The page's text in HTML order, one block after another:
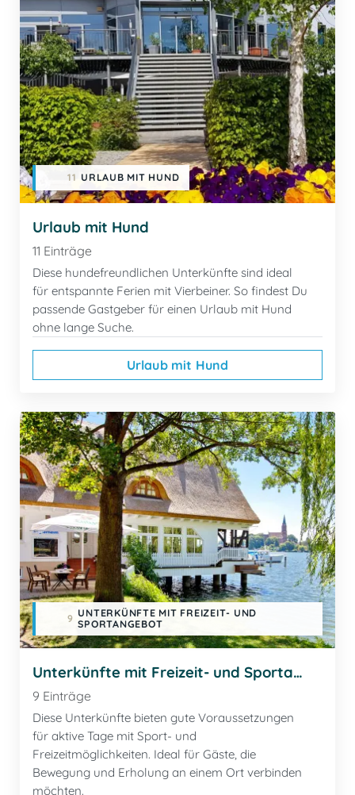
11 URLAUB MIT HUND
Urlaub mit Hund
11 Einträge
Diese hundefreundlichen Unterkünfte sind ideal
für entspannte Ferien mit Vierbeiner. So findest Du
passende Gastgeber für einen Urlaub mit Hund
ohne lange Suche.
Urlaub mit Hund
9 UNTERKÜNFTE MIT FREIZEIT- UND
SPORTANGEBOT
Unterkünfte mit Freizeit- und Sportangebot
9 Einträge
Diese Unterkünfte bieten gute Voraussetzungen
für aktive Tage mit Sport- und
Freizeitmöglichkeiten. Ideal für Gäste, die
Bewegung und Erholung an einem Ort verbinden
möchten.